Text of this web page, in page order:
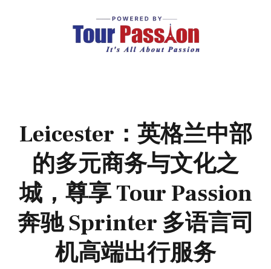
Leicester：英格兰中部
的多元商务与文化之
城，尊享 Tour Passion
奔驰 Sprinter 多语言司
机高端出行服务